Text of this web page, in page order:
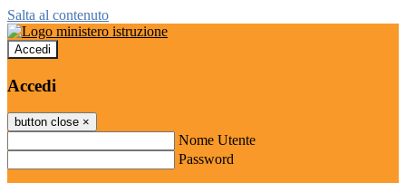
Salta al contenuto
Accedi
Accedi
button close ×
Nome Utente
Password